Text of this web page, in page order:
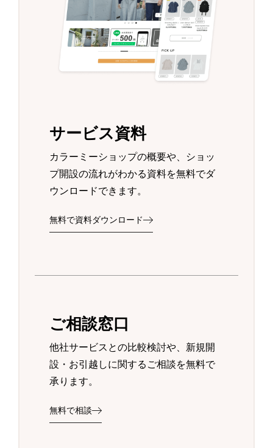
サービス資料
カラーミーショップの概要や、ショッ
プ開設の流れがわかる資料を無料でダ
ウンロードできます。
無料で資料ダウンロード
ご相談窓口
他社サービスとの比較検討や、新規開
設・お引越しに関するご相談を無料で
承ります。
無料で相談